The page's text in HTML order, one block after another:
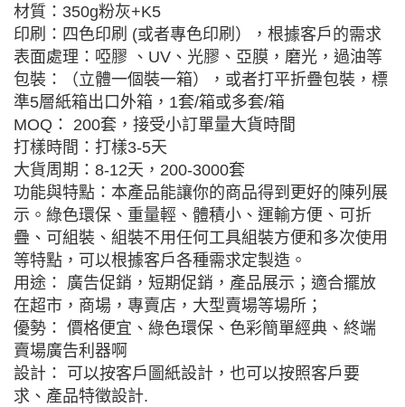
材質：350g粉灰+K5
印刷：四色印刷 (或者專色印刷），根據客戶的需求
表面處理：啞膠 、UV、光膠、亞膜，磨光，過油等
包裝：（立體一個裝一箱），或者打平折疊包裝，標
準5層紙箱出口外箱，1套/箱或多套/箱
MOQ： 200套，接受小訂單量大貨時間
打樣時間：打樣3-5天
大貨周期：8-12天，200-3000套
功能與特點：本產品能讓你的商品得到更好的陳列展
示。綠色環保、重量輕、體積小、運輸方便、可折
疊、可組裝、組裝不用任何工具組裝方便和多次使用
等特點，可以根據客戶各種需求定製造。
用途： 廣告促銷，短期促銷，產品展示；適合擺放
在超市，商場，專賣店，大型賣場等場所；
優勢： 價格便宜、綠色環保、色彩簡單經典、終端
賣場廣告利器啊
設計： 可以按客戶圖紙設計，也可以按照客戶要
求、產品特徵設計.